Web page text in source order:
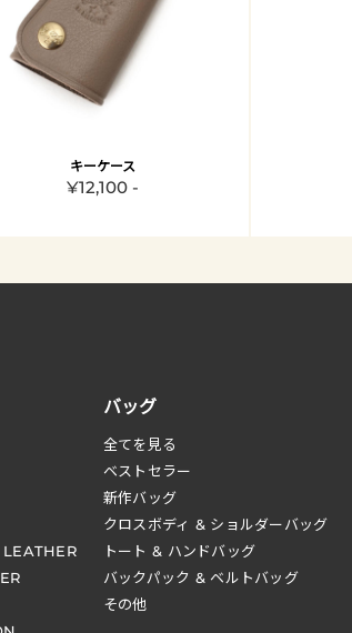
キーケース
¥12,100 -
バッグ
全てを見る
ベストセラー
新作バッグ
クロスボディ & ショルダーバッグ
トート & ハンドバッグ
バックパック & ベルトバッグ
その他